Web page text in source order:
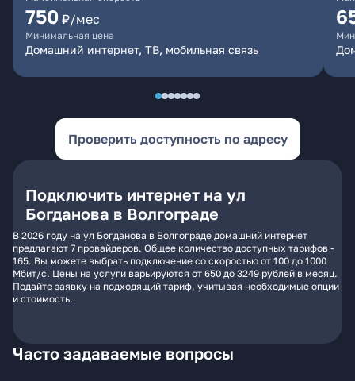
750 ₽/мес
Минимальная цена
Домашний интернет, ТВ, мобильная связь
Проверить доступность по адресу
Подключить интернет на ул
Богданова в Волгограде
В 2026 году на ул Богданова в Волгограде домашний интернет
предлагают 7 провайдеров. Общее количество доступных тарифов -
165. Вы можете выбрать подключение со скоростью от 100 до 1000
Мбит/с. Цены на услуги варьируются от 650 до 3249 рублей в месяц.
Подайте заявку на подходящий тариф, учитывая необходимые опции
и стоимость.
Часто задаваемые вопросы